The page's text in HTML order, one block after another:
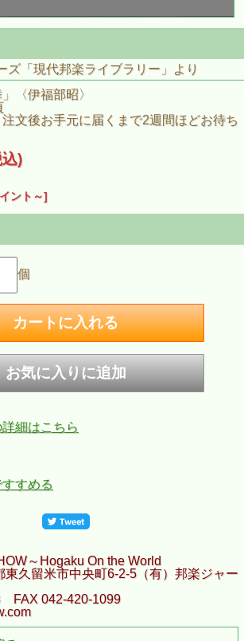
ズ「現代邦楽ライブラリー」より
〈伊福部昭〉
文後お手元に届くまで2週間ほどお待ち
)
ント～]
個
細はこちら
すめる
～Hogaku On the World
久留米市中央町6-2-5（有）邦楽ジャー
FAX 042-420-1099